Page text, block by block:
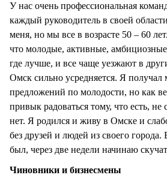
У нас очень профессиональная
каждый руководитель в своей
меня, но мы все в возрасте 50 – 60
что молодые, активные,
где лучше, и все чаще уезжают в
Омск сильно усредняется. Я получал
предложений по молодости, но как
привык радоваться тому, что есть, не
нет. Я родился и живу в Омске и
без друзей и людей из своего
был, через две недели начинаю
Чиновники и бизнесмены